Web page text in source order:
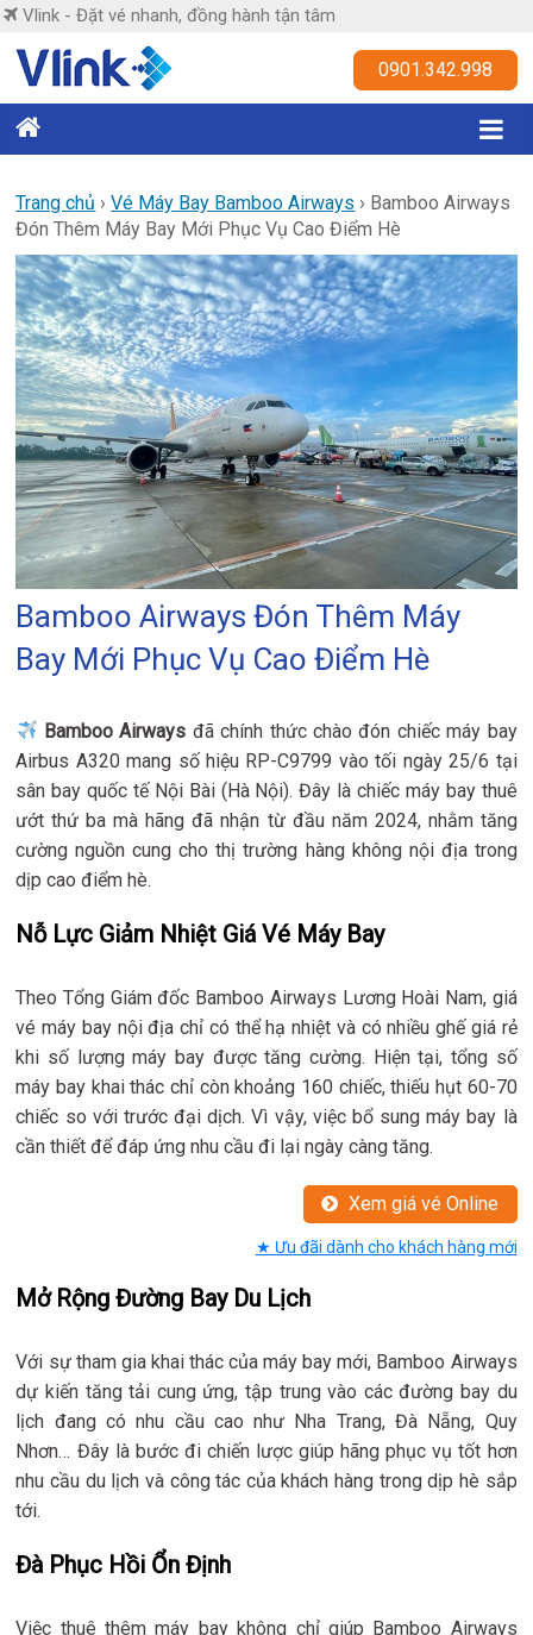
Skip
content
Vlink - Đặt vé nhanh, đồng hành tận tâm
Vlink
nhanh,
đồng
hành
tận
tâm
0901.342.998
Trang chủ ›Vé Máy Bay Bamboo Airways › Bamboo Airways
Đón Thêm Máy Bay Mới Phục Vụ Cao Điểm Hè
Bamboo Airways Đón Thêm Máy
Bay Mới Phục Vụ Cao Điểm Hè
Bamboo Airways đã chính thức chào đón chiếc máy bay
Airbus A320 mang số hiệu RP-C9799 vào tối ngày 25/6 tại
sân bay quốc tế Nội Bài (Hà Nội). Đây là chiếc máy bay thuê
ướt thứ ba mà hãng đã nhận từ đầu năm 2024, nhằm tăng
cường nguồn cung cho thị trường hàng không nội địa trong
dịp cao điểm hè.
Nỗ Lực Giảm Nhiệt Giá Vé Máy Bay
Theo Tổng Giám đốc Bamboo Airways Lương Hoài Nam, giá
vé máy bay nội địa chỉ có thể hạ nhiệt và có nhiều ghế giá rẻ
khi số lượng máy bay được tăng cường. Hiện tại, tổng số
máy bay khai thác chỉ còn khoảng 160 chiếc, thiếu hụt 60-70
chiếc so với trước đại dịch. Vì vậy, việc bổ sung máy bay là
cần thiết để đáp ứng nhu cầu đi lại ngày càng tăng.
Xem giá vé Online
★ Ưu đãi dành cho khách hàng mới
Mở Rộng Đường Bay Du Lịch
Với sự tham gia khai thác của máy bay mới, Bamboo Airways
dự kiến tăng tải cung ứng, tập trung vào các đường bay du
lịch đang có nhu cầu cao như Nha Trang, Đà Nẵng, Quy
Nhơn… Đây là bước đi chiến lược giúp hãng phục vụ tốt hơn
nhu cầu du lịch và công tác của khách hàng trong dịp hè sắp
tới.
Đà Phục Hồi Ổn Định
Việc thuê thêm máy bay không chỉ giúp Bamboo Airways